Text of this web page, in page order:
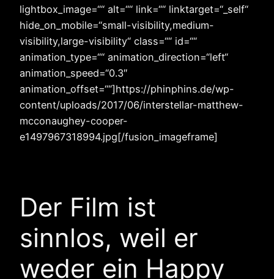
lightbox_image=““ alt=““ link=““ linktarget=“_self“
hide_on_mobile=“small-visibility,medium-
visibility,large-visibility“ class=““ id=““
animation_type=““ animation_direction=“left“
animation_speed=“0.3″
animation_offset=““]https://phinphins.de/wp-
content/uploads/2017/06/interstellar-matthew-
mcconaughey-cooper-
e1497967318994.jpg[/fusion_imageframe]
Der Film ist
sinnlos, weil er
weder ein Happy